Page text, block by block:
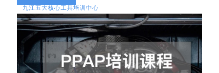
九江五大核心工具培训中心